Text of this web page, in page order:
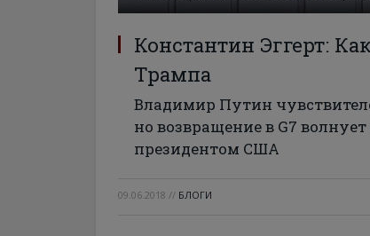
Константин Эггерт:
Трампа
Владимир Путин
но возвращение в G7
президентом США
09.06.2018 // БЛОГИ